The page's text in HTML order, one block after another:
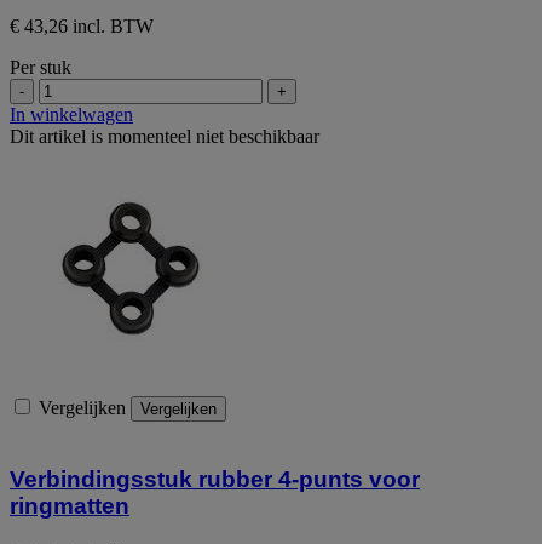
€ 43,26 incl. BTW
Per stuk
- +
In winkelwagen
Dit artikel is momenteel niet beschikbaar
Vergelijken Vergelijken
Verbindingsstuk rubber 4-punts voor
ringmatten